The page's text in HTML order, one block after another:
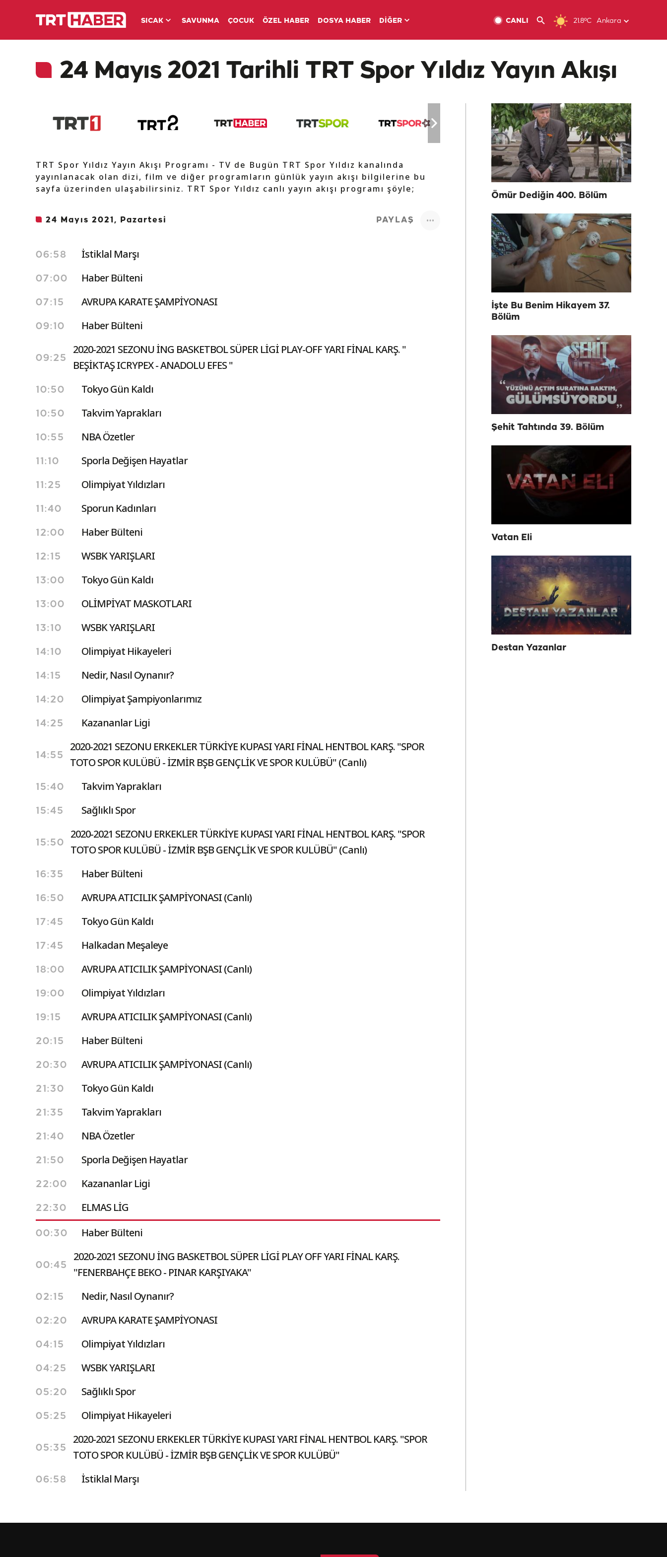
SICAK SAVUNMA ÇOCUK ÖZEL HABER DOSYA HABER DİĞER 21.8ºC Ankara
CANLI
24 Mayıs 2021 Tarihli TRT Spor Yıldız Yayın Akışı
TRT Spor Yıldız Yayın Akışı Programı - TV de Bugün TRT Spor Yıldız kanalında
yayınlanacak olan dizi, film ve diğer programların günlük yayın akışı bilgilerine bu
sayfa üzerinden ulaşabilirsiniz. TRT Spor Yıldız canlı yayın akışı programı şöyle;
24 Mayıs 2021, Pazartesi PAYLAŞ
06:58 İstiklal Marşı
07:00 Haber Bülteni
07:15 AVRUPA KARATE ŞAMPİYONASI
09:10 Haber Bülteni
09:25
2020-2021 SEZONU İNG BASKETBOL SÜPER LİGİ PLAY-OFF YARI FİNAL KARŞ. "
BEŞİKTAŞ ICRYPEX - ANADOLU EFES "
10:50 Tokyo Gün Kaldı
10:50 Takvim Yaprakları
10:55 NBA Özetler
11:10 Sporla Değişen Hayatlar
11:25 Olimpiyat Yıldızları
11:40 Sporun Kadınları
12:00 Haber Bülteni
12:15 WSBK YARIŞLARI
13:00 Tokyo Gün Kaldı
13:00 OLİMPİYAT MASKOTLARI
13:10 WSBK YARIŞLARI
14:10 Olimpiyat Hikayeleri
14:15 Nedir, Nasıl Oynanır?
14:20 Olimpiyat Şampiyonlarımız
14:25 Kazananlar Ligi
14:55
2020-2021 SEZONU ERKEKLER TÜRKİYE KUPASI YARI FİNAL HENTBOL KARŞ. "SPOR
TOTO SPOR KULÜBÜ - İZMİR BŞB GENÇLİK VE SPOR KULÜBÜ" (Canlı)
15:40 Takvim Yaprakları
15:45 Sağlıklı Spor
15:50
2020-2021 SEZONU ERKEKLER TÜRKİYE KUPASI YARI FİNAL HENTBOL KARŞ. "SPOR
TOTO SPOR KULÜBÜ - İZMİR BŞB GENÇLİK VE SPOR KULÜBÜ" (Canlı)
16:35 Haber Bülteni
16:50 AVRUPA ATICILIK ŞAMPİYONASI (Canlı)
17:45 Tokyo Gün Kaldı
17:45 Halkadan Meşaleye
18:00 AVRUPA ATICILIK ŞAMPİYONASI (Canlı)
19:00 Olimpiyat Yıldızları
19:15 AVRUPA ATICILIK ŞAMPİYONASI (Canlı)
20:15 Haber Bülteni
20:30 AVRUPA ATICILIK ŞAMPİYONASI (Canlı)
21:30 Tokyo Gün Kaldı
21:35 Takvim Yaprakları
21:40 NBA Özetler
21:50 Sporla Değişen Hayatlar
22:00 Kazananlar Ligi
22:30 ELMAS LİG
00:30 Haber Bülteni
00:45
2020-2021 SEZONU İNG BASKETBOL SÜPER LİGİ PLAY OFF YARI FİNAL KARŞ.
''FENERBAHÇE BEKO - PINAR KARŞIYAKA''
02:15 Nedir, Nasıl Oynanır?
02:20 AVRUPA KARATE ŞAMPİYONASI
04:15 Olimpiyat Yıldızları
04:25 WSBK YARIŞLARI
05:20 Sağlıklı Spor
05:25 Olimpiyat Hikayeleri
05:35
2020-2021 SEZONU ERKEKLER TÜRKİYE KUPASI YARI FİNAL HENTBOL KARŞ. "SPOR
TOTO SPOR KULÜBÜ - İZMİR BŞB GENÇLİK VE SPOR KULÜBÜ"
06:58 İstiklal Marşı
Ömür Dediğin 400. Bölüm
İşte Bu Benim Hikayem 37.
Bölüm
Şehit Tahtında 39. Bölüm
Vatan Eli
Destan Yazanlar